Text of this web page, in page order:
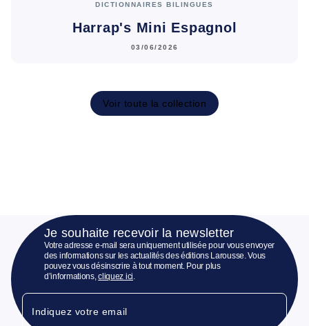
DICTIONNAIRES BILINGUES
Harrap's Mini Espagnol
03/06/2026
Voir toute la collection
Je souhaite recevoir la newsletter
Votre adresse e-mail sera uniquement utilisée pour vous envoyer
des informations sur les actualités des éditions Larousse. Vous
pouvez vous désinscrire à tout moment. Pour plus
d’informations,cliquez ici.
Indiquez votre email